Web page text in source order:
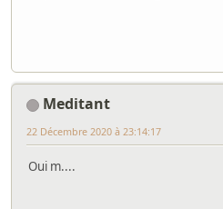
Meditant
22 Décembre 2020 à 23:14:17
Oui m....